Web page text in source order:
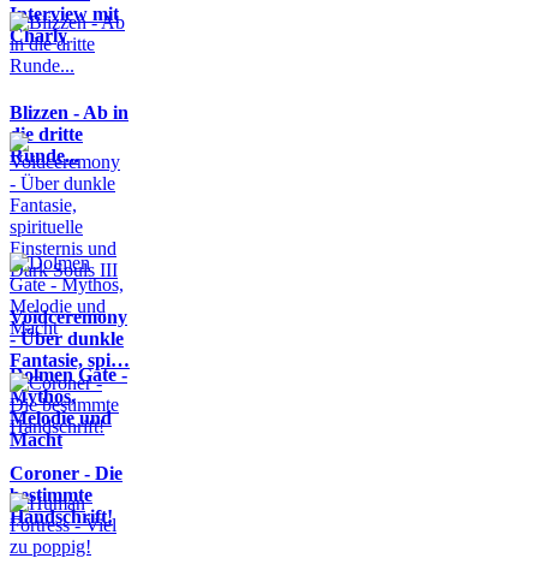
Interview mit
Charly
Blizzen - Ab in
die dritte
Runde...
Voidceremony
- Über dunkle
Fantasie, spi…
Dolmen Gate -
Mythos,
Melodie und
Macht
Coroner - Die
bestimmte
Handschrift!